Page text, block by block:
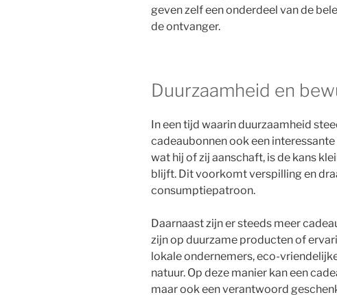
geven zelf een onderdeel van de
de ontvanger.
Duurzaamheid en
In een tijd waarin duurzaamheid
cadeaubonnen ook een
wat hij of zij aanschaft, is de kans
blijft. Dit voorkomt verspilling en
consumptiepatroon.
Daarnaast zijn er steeds meer
zijn op duurzame producten of
lokale ondernemers, eco-
natuur. Op deze manier kan een
maar ook een verantwoord